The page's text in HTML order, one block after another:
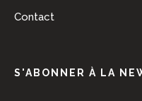
Contact
S'ABONNER À LA